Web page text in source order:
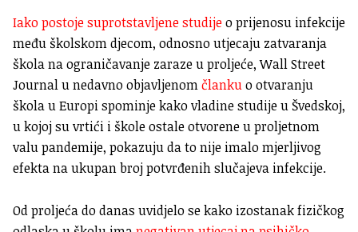
Iako postoje suprotstavljene studijeo prijenosu infekcije
među školskom djecom, odnosno utjecaju zatvaranja
škola na ograničavanje zaraze u proljeće, Wall Street
Journal u nedavno objavljenomčlankuo otvaranju
škola u Europi spominje kako vladine studije u Švedskoj,
u kojoj su vrtići i škole ostale otvorene u proljetnom
valu pandemije, pokazuju da to nije imalo mjerljivog
efekta na ukupan broj potvrđenih slučajeva infekcije.
Od proljeća do danas uvidjelo se kako izostanak fizičkog